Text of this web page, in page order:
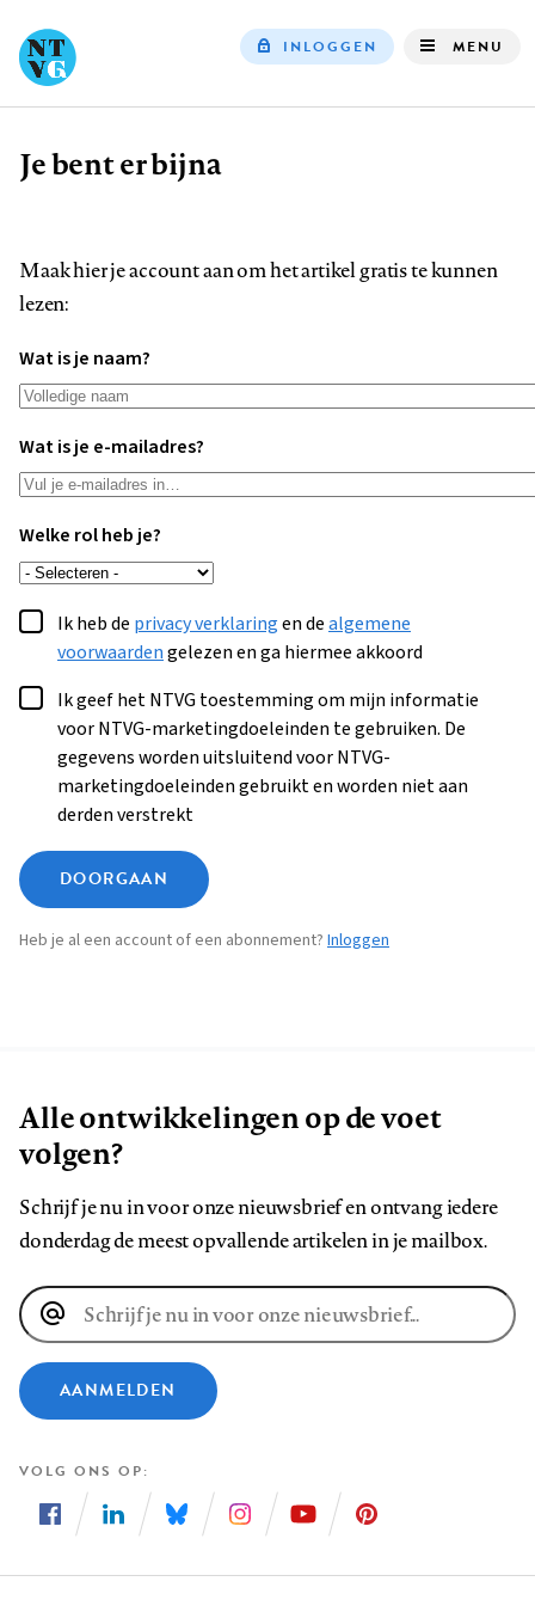
INLOGGEN MENU
Kruimelpad
Je bent er bijna
Maak hier je account aan om het artikel gratis te kunnen
lezen:
Wat is je naam?
Wat is je e-mailadres?
Welke rol heb je?
Ik heb de privacy verklaringen dealgemene
voorwaardengelezen en ga hiermee akkoord
Ik geef het NTVG toestemming om mijn informatie
voor NTVG-marketingdoeleinden te gebruiken. De
gegevens worden uitsluitend voor NTVG-
marketingdoeleinden gebruikt en worden niet aan
derden verstrekt
DOORGAAN
Heb je al een account of een abonnement? Inloggen
Alle ontwikkelingen op de voet
volgen?
Schrijf je nu in voor onze nieuwsbrief en ontvang iedere
donderdag de meest opvallende artikelen in je mailbox.
E-
mailadres
AANMELDEN
VOLG ONS OP
ons
ons
ons
ons
ons
ons